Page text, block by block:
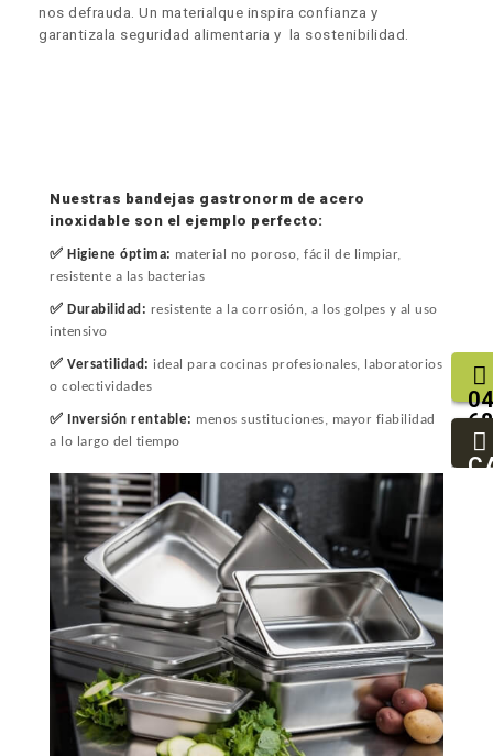
nos defrauda. Un materialque inspira confianza y
garantizala seguridad alimentaria y la sostenibilidad
Nuestras bandejas gastronorm de acero
inoxidable son el ejemplo perfecto:
✅ Higiene óptima: material no poroso, fácil de limpiar,
resistente a las bacterias
✅ Durabilidad: resistente a la corrosión, a los golpes y al uso
intensivo
✅ Versatilidad: ideal para cocinas profesionales, laboratorios
o colectividades
✅ Inversión rentable: menos sustituciones, mayor fiabilidad
a lo largo del tiempo
04
68
25
93